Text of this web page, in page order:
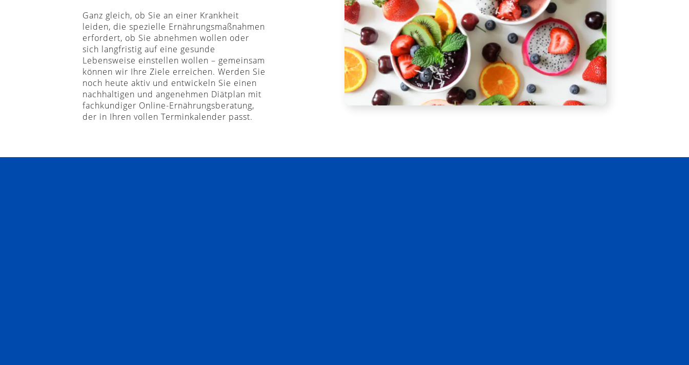
Ganz gleich, ob Sie an einer Krankheit
leiden, die spezielle Ernährungsmaßnahmen
erfordert, ob Sie abnehmen wollen oder
sich langfristig auf eine gesunde
Lebensweise einstellen wollen – gemeinsam
können wir Ihre Ziele erreichen. Werden Sie
noch heute aktiv und entwickeln Sie einen
nachhaltigen und angenehmen Diätplan mit
fachkundiger Online-Ernährungsberatung,
der in Ihren vollen Terminkalender passt.